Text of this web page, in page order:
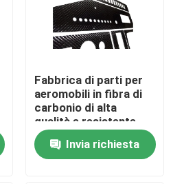
Fabbrica di parti per
aeromobili in fibra di
carbonio di alta
qualità e resistente
Invia richiesta